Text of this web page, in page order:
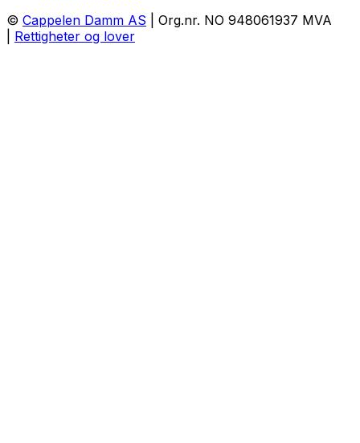
© Cappelen Damm AS | Org.nr. NO 948061937 MVA
Rettigheter og lover